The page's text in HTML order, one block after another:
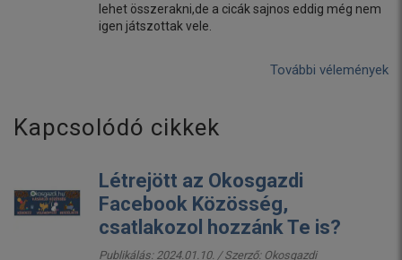
lehet összerakni,de a cicák sajnos eddig még nem
igen játszottak vele.
További vélemények
Kapcsolódó cikkek
Létrejött az Okosgazdi
Facebook Közösség,
csatlakozol hozzánk Te is?
Publikálás: 2024.01.10. / Szerző: Okosgazdi